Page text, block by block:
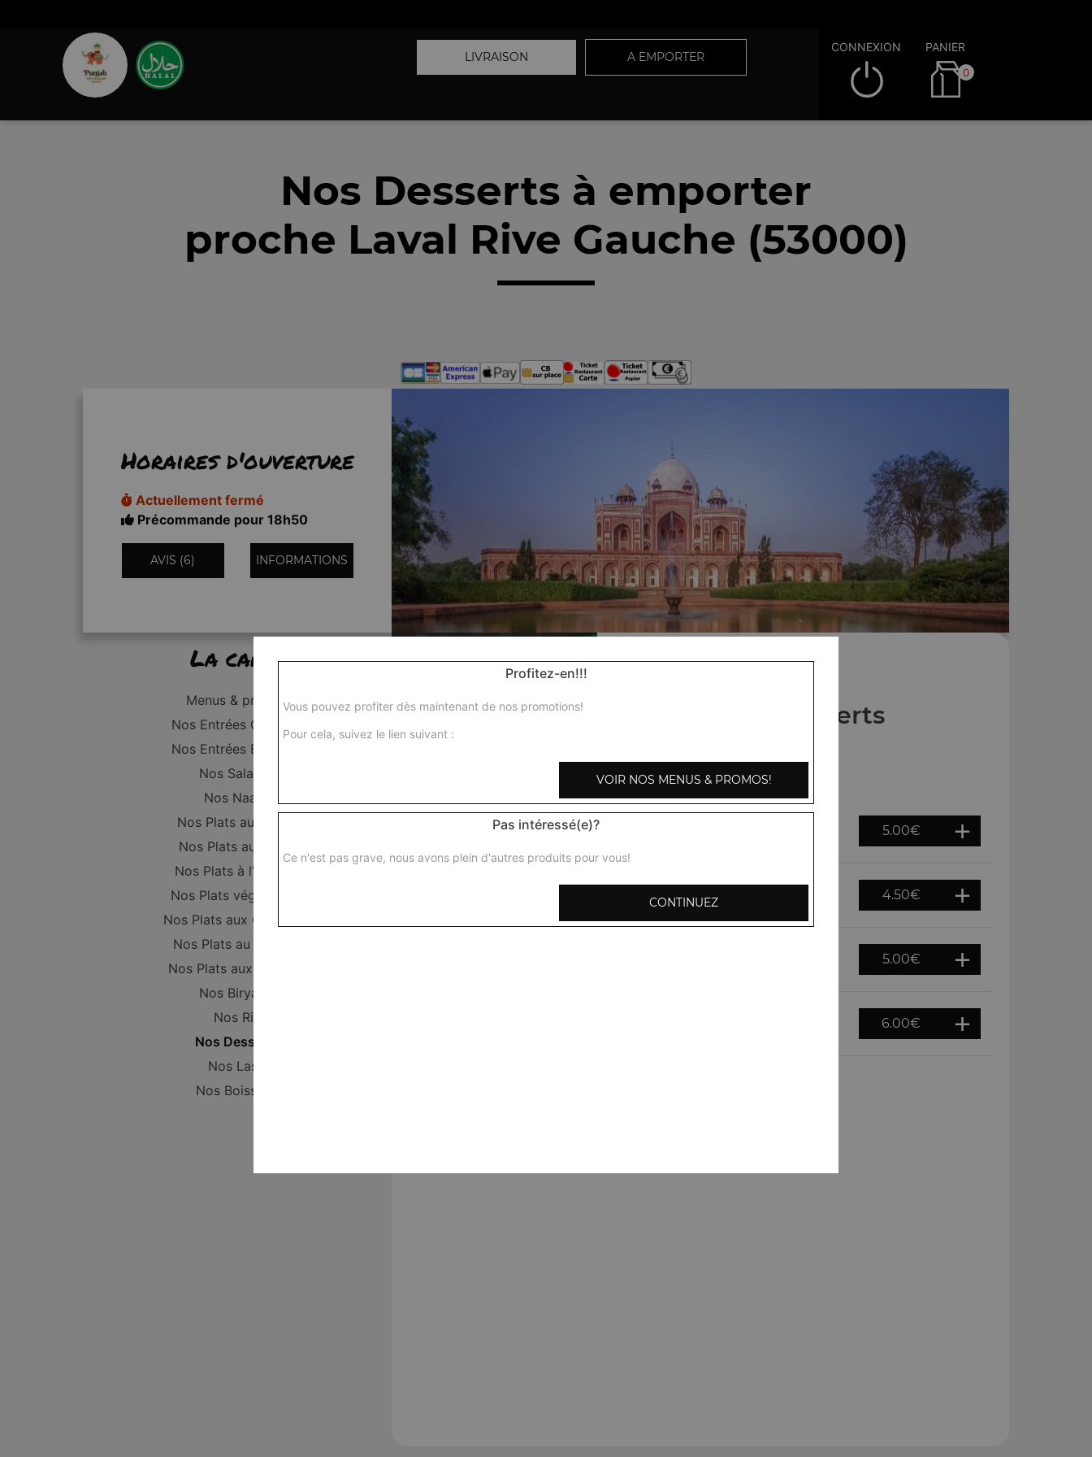
LIVRAISON A EMPORTER
CONNEXION PANIER
0
Nos Desserts à emporter
proche Laval Rive Gauche (53000)
Horaires d'ouverture
Actuellement fermé
Précommande pour 18h50
AVIS (6) INFORMATIONS
La carte
Menus & promos
Nos Entrées Grillades
Nos Entrées Beignets
Nos Salades
Nos Naans
Nos Plats au Poulet
Nos Plats au Boeuf
Nos Plats à l'Agneau
Nos Plats végétariens
Nos Plats aux Crevettes
Nos Plats au Poisson
Nos Plats aux Gambas
Nos Biryanis
Nos Riz
Nos Desserts
Nos Lassi
Nos Boissons
Nos Desserts
5.00€
Fruits exotiques, sirop de rose, pulpe de mangue
4.50€
5.00€
6.00€
Profitez-en!!!
Vous pouvez profiter dès maintenant de nos promotions!
Pour cela, suivez le lien suivant :
VOIR NOS MENUS & PROMOS!
Pas intéressé(e)?
Ce n'est pas grave, nous avons plein d'autres produits pour vous!
CONTINUEZ